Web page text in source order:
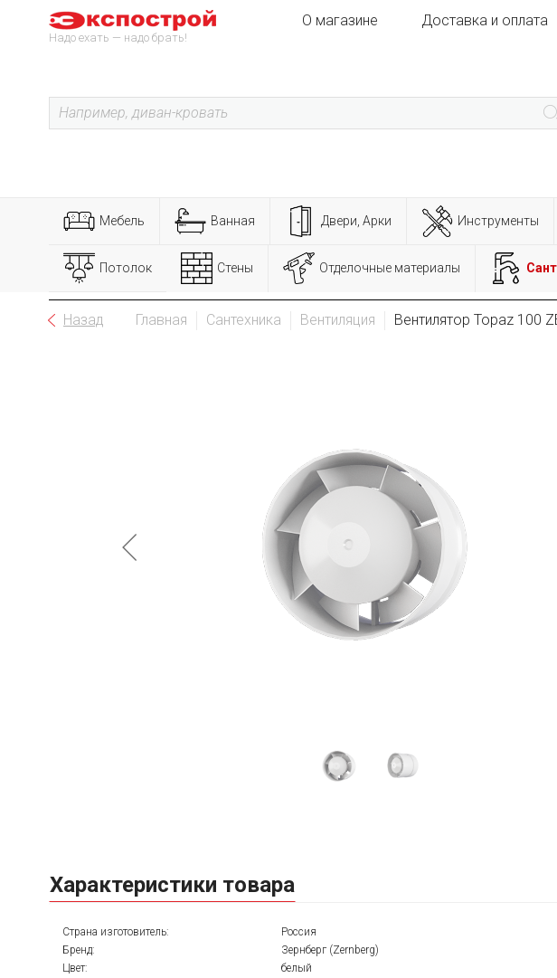
Надо ехать — надо брать!
О магазине Доставка и оплата
Мебель Ванная Двери, Арки Инструменты
Потолок Стены Отделочные материалы
Назад Главная Сантехника Вентиляция Вентилятор Topaz 100
Характеристики товара
Страна изготовитель:
Россия
Бренд:
Зернберг (Zernberg)
Цвет:
белый